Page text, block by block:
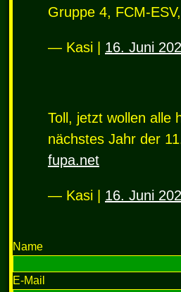
Gruppe 4, FCM-ESV
— Kasi | 16. Juni
Toll, jetzt wollen alle
nächstes Jahr der
fupa.net
— Kasi | 16. Juni
Name
E-Mail